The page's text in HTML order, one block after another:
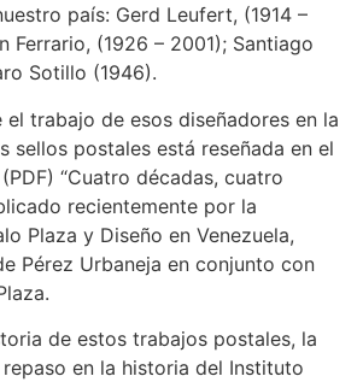
país: Gerd Leufert, (1914 –
Ferrario, (1926 – 2001); Santiago
Sotillo (1946).
el trabajo de esos diseñadores en la
sellos postales está reseñada en el
“Cuatro décadas, cuatro
recientemente por la
Plaza y Diseño en Venezuela,
Pérez Urbaneja en conjunto con
de estos trabajos postales, la
en la historia del Instituto